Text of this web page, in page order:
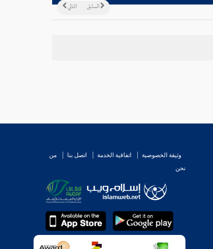
التالي السابق
وثيقة الخصوصية اتفاقية الخدمة اتصل بنا
من
نحن